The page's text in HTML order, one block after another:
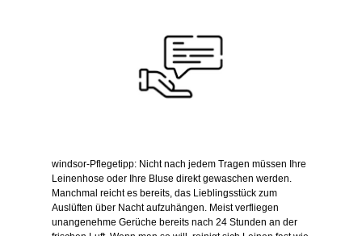
windsor-Pflegetipp: Nicht nach jedem Tragen müssen Ihre
Leinenhose oder Ihre Bluse direkt gewaschen werden.
Manchmal reicht es bereits, das Lieblingsstück zum
Auslüften über Nacht aufzuhängen. Meist verfliegen
unangenehme Gerüche bereits nach 24 Stunden an der